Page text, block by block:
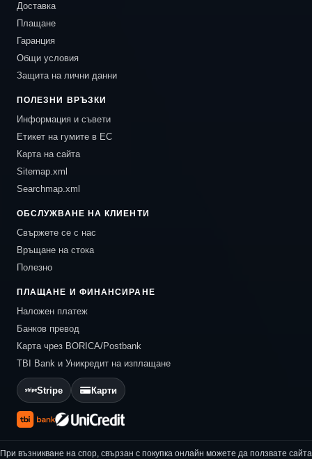
Доставка
Плащане
Гаранция
Общи условия
Защита на лични данни
ПОЛЕЗНИ ВРЪЗКИ
Информация и съвети
Етикет на гумите в ЕС
Карта на сайта
Sitemap.xml
Searchmap.xml
ОБСЛУЖВАНЕ НА КЛИЕНТИ
Свържете се с нас
Връщане на стока
Полезно
ПЛАЩАНЕ И ФИНАНСИРАНЕ
Наложен платеж
Банков превод
Карта чрез BORICA/Postbank
TBI Bank и Уникредит на изплащане
Stripe Карти
При възникване на спор, свързан с покупка онлайн можете да ползвате сайта